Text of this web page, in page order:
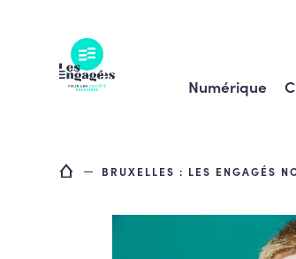
Numérique
BRUXELLES : LES ENGAGÉS